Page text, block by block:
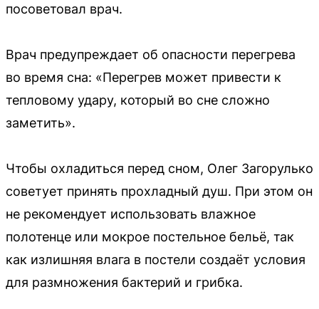
посоветовал врач.
Врач предупреждает об опасности перегрева
во время сна: «Перегрев может привести к
тепловому удару, который во сне сложно
заметить».
Чтобы охладиться перед сном, Олег Загорулько
советует принять прохладный душ. При этом он
не рекомендует использовать влажное
полотенце или мокрое постельное бельё, так
как излишняя влага в постели создаёт условия
для размножения бактерий и грибка.